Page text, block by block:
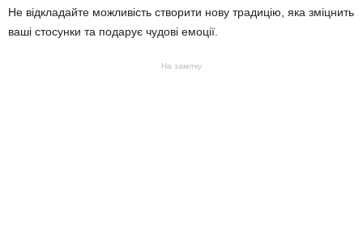
Не відкладайте можливість створити нову традицію, яка зміцнить
ваші стосунки та подарує чудові емоції.
На замітку